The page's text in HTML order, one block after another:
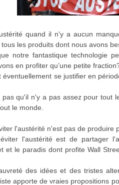
quand il n'y a aucun
les produits dont nous avons
notre fantastique technologie
en profiter qu’une petite
éventuellement se justifier en
pas qu'il n'y a pas assez pour tout
le monde.
l'austérité n'est pas de produire
l'austérité est de partager
et le paradis dont profite Wall
des idées et des tristes
apporte de vraies propositions